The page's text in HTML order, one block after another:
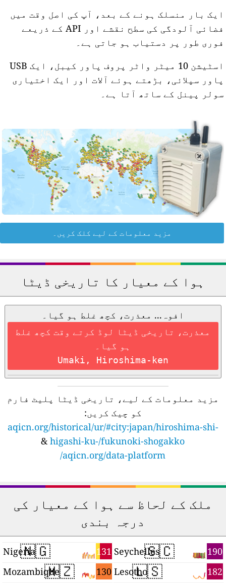
ایک بار منسلک ہونے کے بعد، آپ کی اصل وقت میں
فضائی آلودگی کی سطح نقشے اور API کے ذریعے
فوری طور پر دستیاب ہو جاتی ہے۔
اسٹیشن 10 میٹر واٹر پروف پاور کیبل، ایک USB
پاور سپلائی، بڑھتے ہوئے آلات اور ایک اختیاری
سولر پینل کے ساتھ آتا ہے۔
مزید معلومات کے لیے کلک کریں۔
ہوا کے معیار کا تاریخی ڈیٹا
افوہ... معذرت، کچھ غلط ہو گیا۔
معذرت، تاریخی ڈیٹا لوڈ کرتے وقت کچھ غلط
ہو گیا۔
Umaki, Hiroshima-ken
مزید معلومات کے لیے، تاریخی ڈیٹا پلیٹ فارم
کو چیک کریں:
aqicn.org/historical/ur/#city:japan/hiroshima-shi-
higashi-ku-/fukunoki-shogakko
&
aqicn.org/data-platform/
ملک کے لحاظ سے ہوا کے معیار کی
درجہ بندی
🇸🇨 190
Seychelles
🇱🇸 182
Lesotho
🇳🇬 131
Nigeria
🇲🇿 130
Mozambique